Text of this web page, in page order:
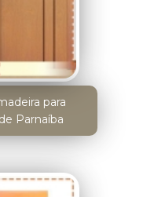
para
Parnaíba